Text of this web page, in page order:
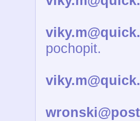
pochopit.